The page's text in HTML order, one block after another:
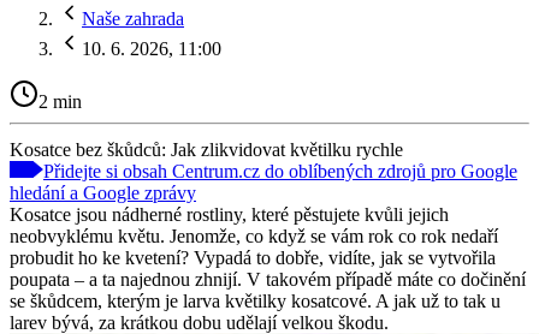
Naše zahrada
10. 6. 2026, 11:00
2 min
Kosatce bez škůdců: Jak zlikvidovat květilku rychle
Přidejte si obsah Centrum.cz do oblíbených zdrojů pro Google
hledání a Google zprávy
Kosatce jsou nádherné rostliny, které pěstujete kvůli jejich
neobvyklému květu. Jenomže, co když se vám rok co rok nedaří
probudit ho ke kvetení? Vypadá to dobře, vidíte, jak se vytvořila
poupata – a ta najednou zhnijí. V takovém případě máte co dočinění
se škůdcem, kterým je larva květilky kosatcové. A jak už to tak u
larev bývá, za krátkou dobu udělají velkou škodu.